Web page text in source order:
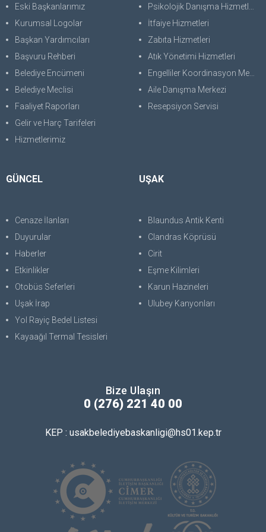
Eski Başkanlarımız
Kurumsal Logolar
Başkan Yardımcıları
Başvuru Rehberi
Belediye Encümeni
Belediye Meclisi
Faaliyet Raporları
Gelir ve Harç Tarifeleri
Hizmetlerimiz
Psikolojik Danışma Hizmetleri
İtfaiye Hizmetleri
Zabıta Hizmetleri
Atık Yönetimi Hizmetleri
Engelliler Koordinasyon Merkezi
Aile Danışma Merkezi
Resepsiyon Servisi
GÜNCEL
Cenaze İlanları
Duyurular
Haberler
Etkinlikler
Otobüs Seferleri
Uşak İrap
Yol Rayiç Bedel Listesi
Kayaağıl Termal Tesisleri
UŞAK
Blaundus Antik Kenti
Clandras Köprüsü
Cirit
Eşme Kilimleri
Karun Hazineleri
Ulubey Kanyonları
Bize Ulaşın
0 (276) 221 40 00
KEP : usakbelediyebaskanligi@hs01.kep.tr